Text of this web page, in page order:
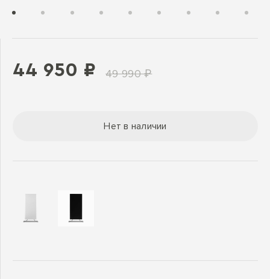
44 950 ₽ 49 990 ₽
Нет в наличии